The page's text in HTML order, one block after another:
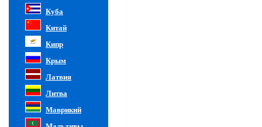
Куба
Китай
Кипр
Крым
Латвия
Литва
Маврикий